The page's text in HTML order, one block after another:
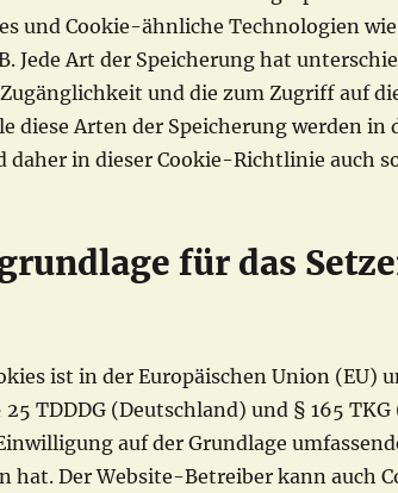
und Cookie-ähnliche Technologien
Jede Art der Speicherung hat
und die zum Zugriff auf
diese Arten der Speicherung werden in
daher in dieser Cookie-Richtlinie auch
für das
ist in der Europäischen Union (EU)
TDDDG (Deutschland) und § 165
auf der Grundlage
hat. Der Website-Betreiber kann auch